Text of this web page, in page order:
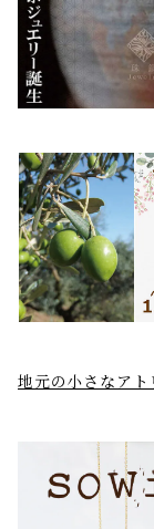
地元の小さなア